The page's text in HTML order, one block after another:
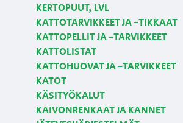
KERTOPUUT, LVL
KATTOTARVIKKEET JA -TIKKAAT
KATTOPELLIT JA -TARVIKKEET
KATTOLISTAT
KATTOHUOVAT JA -TARVIKKEET
KATOT
KÄSITYÖKALUT
KAIVONRENKAAT JA KANNET